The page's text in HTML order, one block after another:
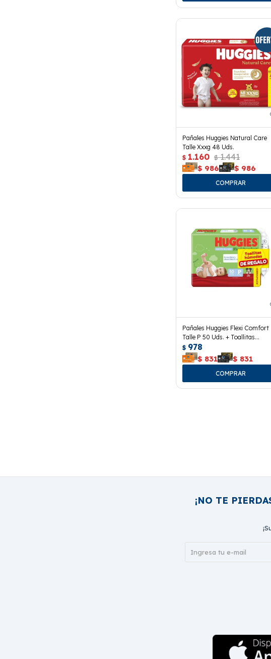
Pañales Huggies Natural Care
Talle Xxxg 48 Uds.
$ 1.160 $ 1.441
$ 986 $ 986
Pañales Huggies Flexi Comfort
Talle P 50 Uds. + Toallitas
Húmedas
$ 978
$ 831 $ 831
¡NO TE